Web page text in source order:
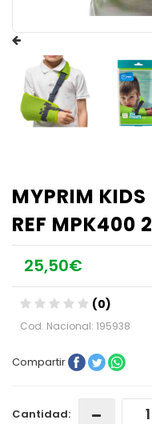
MYPRIM KIDS
REF MPK400 2
25,50€
(0)
Cod. Nacional: 195938
Compartir
Cantidad: